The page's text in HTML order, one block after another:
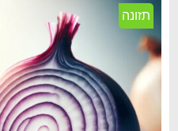
תזונה